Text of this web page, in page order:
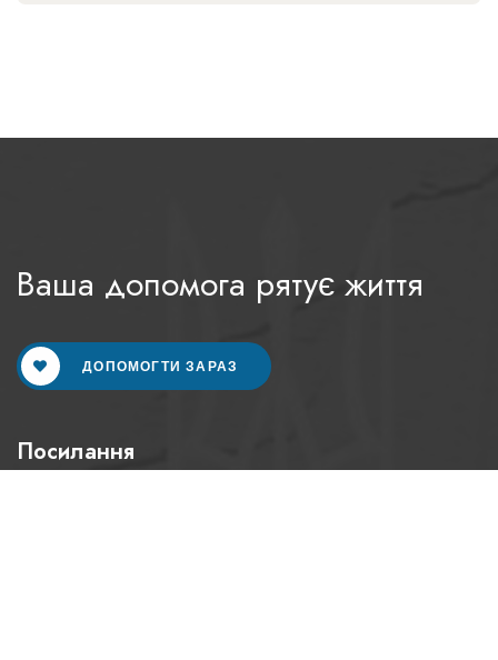
Ваша допомога рятує життя
ДОПОМОГТИ ЗАРАЗ
Посилання